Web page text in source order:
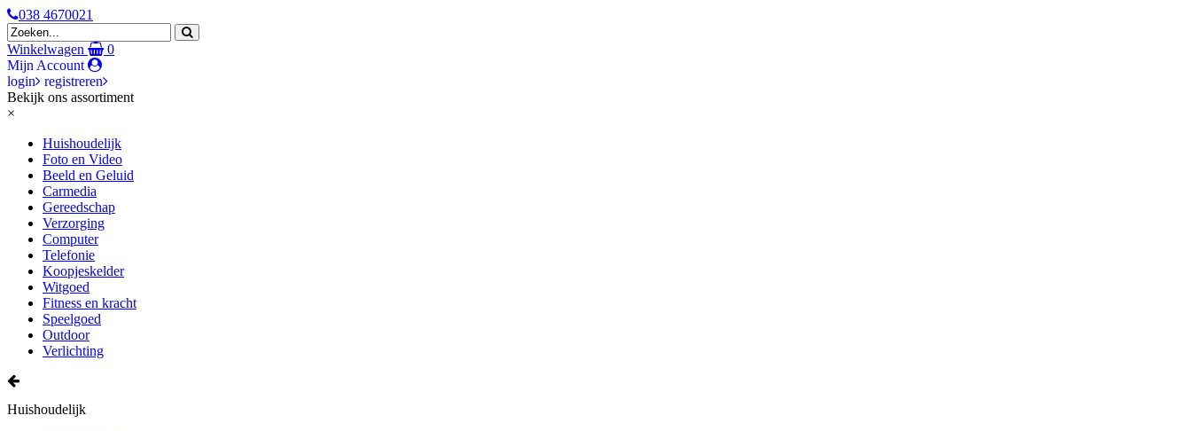
038 4670021
Winkelwagen
0
Mijn Account
login
registreren
Bekijk ons assortiment
×
Huishoudelijk
Foto en Video
Beeld en Geluid
Carmedia
Gereedschap
Verzorging
Computer
Telefonie
Koopjeskelder
Witgoed
Fitness en kracht
Speelgoed
Outdoor
Verlichting
Huishoudelijk